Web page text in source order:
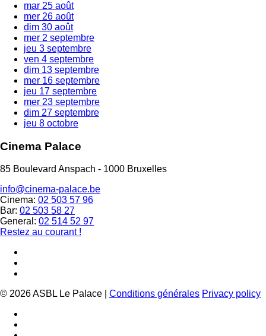
mar 25 août
mer 26 août
dim 30 août
mer 2 septembre
jeu 3 septembre
ven 4 septembre
dim 13 septembre
mer 16 septembre
jeu 17 septembre
mer 23 septembre
dim 27 septembre
jeu 8 octobre
Cinema Palace
85 Boulevard Anspach - 1000 Bruxelles
info@cinema-palace.be
Cinema: 02 503 57 96
Bar: 02 503 58 27
General: 02 514 52 97
Restez au courant !
© 2026 ASBL Le Palace | Conditions générales Privacy policy